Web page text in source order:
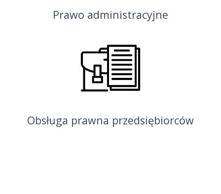
Prawo administracyjne
Obsługa prawna przedsiębiorców